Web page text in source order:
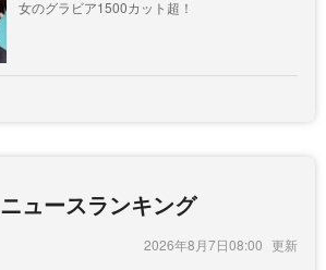
女のグラビア1500カット超！
ニュースランキング
2026年8月7日08:00